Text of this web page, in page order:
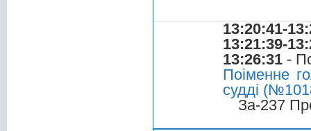
13:20:41-
13:21:39-
13:26:31 -
Поіменне
судді
За-237